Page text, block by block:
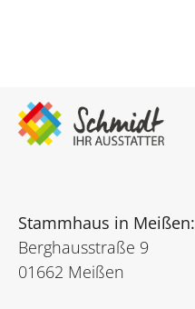
Stammhaus in Meißen:
Berghausstraße 9
01662 Meißen